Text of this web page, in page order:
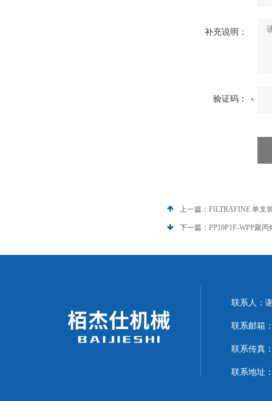
补充说明：
验证码：
上一篇： FILTRAFINE 单支
下一篇： PP10P1F-WPP聚
联系人：
联系邮箱
联系传真
联系地址